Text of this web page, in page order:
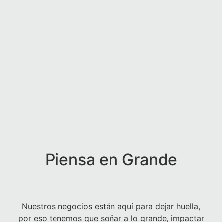
Piensa en Grande
Nuestros negocios están aquí para dejar huella,
por eso tenemos que soñar a lo grande, impactar